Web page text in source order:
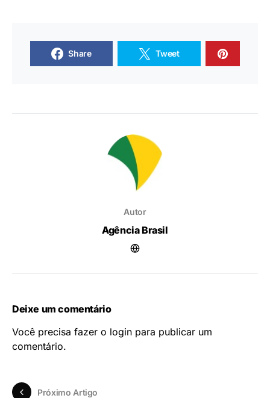
Share Tweet
Autor
Agência Brasil
Deixe um comentário
Você precisa fazer o login para publicar um
comentário.
Próximo Artigo